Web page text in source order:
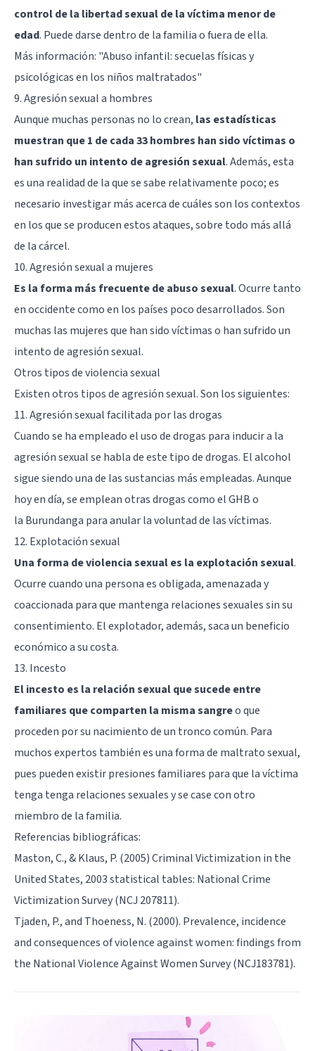
control de la libertad sexual de la víctima menor de
edad. Puede darse dentro de la familia o fuera de ella.
Más información: "Abuso infantil: secuelas físicas y
psicológicas en los niños maltratados"
9. Agresión sexual a hombres
Aunque muchas personas no lo crean, las estadísticas
muestran que 1 de cada 33 hombres han sido víctimas o
han sufrido un intento de agresión sexual. Además, esta
es una realidad de la que se sabe relativamente poco; es
necesario investigar más acerca de cuáles son los contextos
en los que se producen estos ataques, sobre todo más allá
de la cárcel.
10. Agresión sexual a mujeres
Es la forma más frecuente de abuso sexual. Ocurre tanto
en occidente como en los países poco desarrollados. Son
muchas las mujeres que han sido víctimas o han sufrido un
intento de agresión sexual.
Otros tipos de violencia sexual
Existen otros tipos de agresión sexual. Son los siguientes:
11. Agresión sexual facilitada por las drogas
Cuando se ha empleado el uso de drogas para inducir a la
agresión sexual se habla de este tipo de drogas. El alcohol
sigue siendo una de las sustancias más empleadas. Aunque
hoy en día, se emplean otras drogas como elGHBo
la Burundanga para anular la voluntad de las víctimas.
12. Explotación sexual
Una forma de violencia sexual es la explotación sexual.
Ocurre cuando una persona es obligada, amenazada y
coaccionada para que mantenga relaciones sexuales sin su
consentimiento. El explotador, además, saca un beneficio
económico a su costa.
13. Incesto
El incesto es la relación sexual que sucede entre
familiares que comparten la misma sangreo que
proceden por su nacimiento de un tronco común. Para
muchos expertos también es una forma de maltrato sexual,
pues pueden existir presiones familiares para que la víctima
tenga tenga relaciones sexuales y se case con otro
miembro de la familia.
Referencias bibliográficas:
Maston, C., & Klaus, P. (2005) Criminal Victimization in the
United States, 2003 statistical tables: National Crime
Victimization Survey (NCJ 207811).
Tjaden, P., and Thoeness, N. (2000). Prevalence, incidence
and consequences of violence against women: findings from
the National Violence Against Women Survey (NCJ183781).